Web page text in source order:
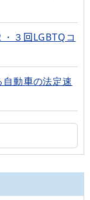
３回LGBTQコ
動車の法定速